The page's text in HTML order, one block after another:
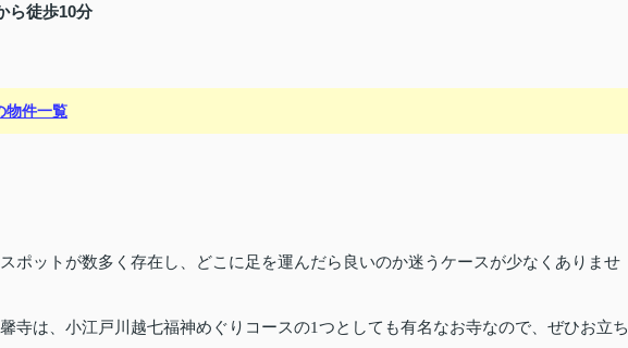
ら徒歩10分
物件一覧
ポットが数多く存在し、どこに足を運んだら良いのか迷うケースが少なくありませ
寺は、小江戸川越七福神めぐりコースの1つとしても有名なお寺なので、ぜひお立ち